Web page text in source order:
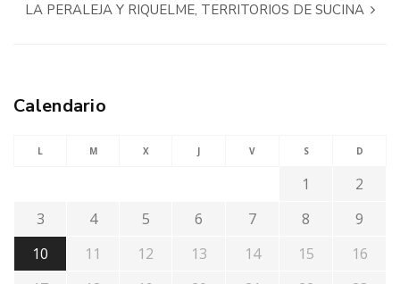
LA PERALEJA Y RIQUELME, TERRITORIOS DE SUCINA
Calendario
L M X J V S D
1
2
3
4 5 6 7 8
9
10
11 12 13 14 15
16